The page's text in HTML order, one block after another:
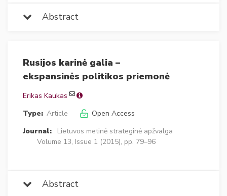
Abstract
Rusijos karinė galia –
ekspansinės politikos priemonė
Erikas Kaukas
Type: Article
Open Access
Journal:
Lietuvos metinė strateginė apžvalga
Volume 13, Issue 1 (2015), pp. 79–96
Abstract